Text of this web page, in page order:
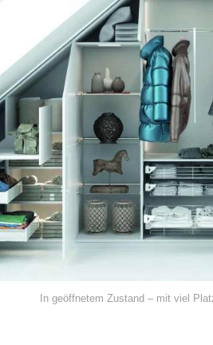
In geöffnetem Zustand – mit viel